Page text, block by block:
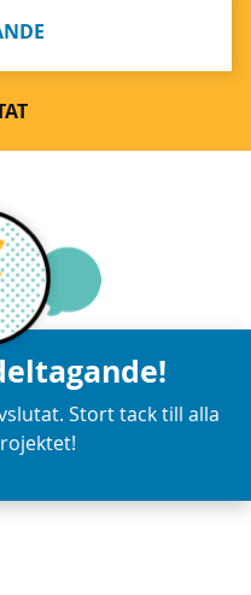
Stort tack till alla